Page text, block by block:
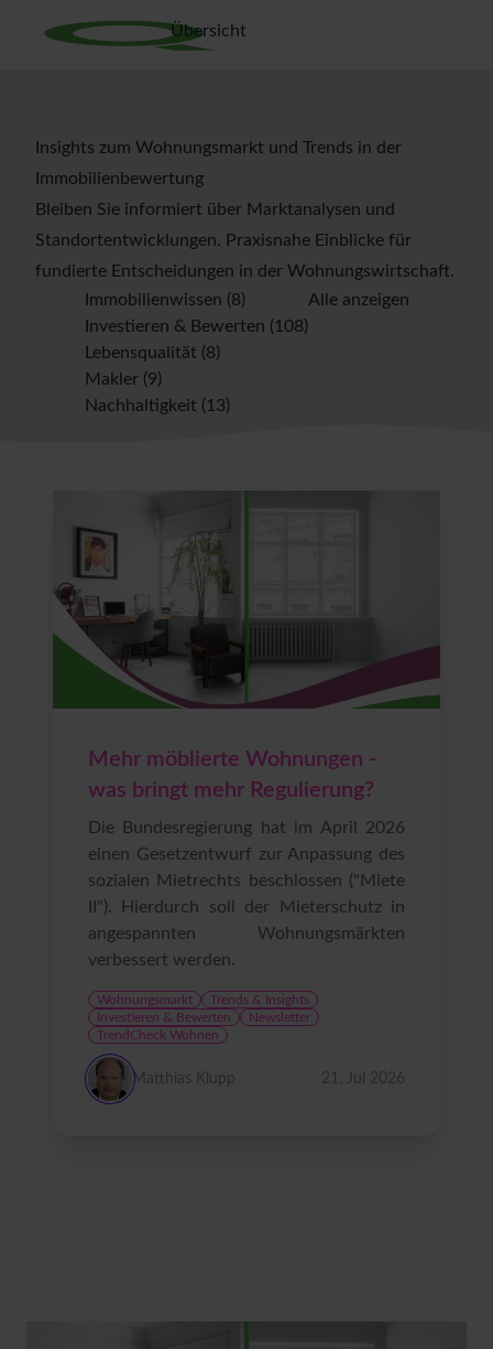
Übersicht
Insights zum Wohnungsmarkt und Trends in der
Immobilienbewertung
Bleiben Sie informiert über Marktanalysen und
Standortentwicklungen. Praxisnahe Einblicke für
fundierte Entscheidungen in der Wohnungswirtschaft.
Immobilienwissen (8)
Investieren & Bewerten (108)
Lebensqualität (8)
Makler (9)
Nachhaltigkeit (13)
Alle anzeigen
Mehr möblierte Wohnungen -
was bringt mehr Regulierung?
Die Bundesregierung hat im April 2026
einen Gesetzentwurf zur Anpassung des
sozialen Mietrechts beschlossen ("Miete
II"). Hierdurch soll der Mieterschutz in
angespannten Wohnungsmärkten
verbessert werden.
Wohnungsmarkt
Trends & Insights
Investieren & Bewerten
Newsletter
TrendCheck Wohnen
Matthias Klupp 21. Jul 2026